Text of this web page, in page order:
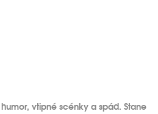
vtipné scénky a spád. Stane